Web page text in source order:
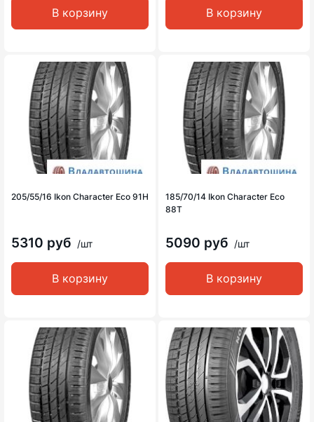
В корзину В корзину
205/55/16 Ikon Character Eco 91H
5310 руб /шт
В корзину
185/70/14 Ikon Character Eco
88T
5090 руб /шт
В корзину